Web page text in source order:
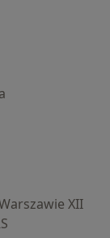
główna
XII